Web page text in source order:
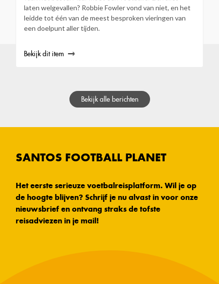
laten welgevallen? Robbie Fowler vond van niet, en het
leidde tot één van de meest besproken vieringen van
een doelpunt aller tijden.
Bekijk dit item
Bekijk alle berichten
SANTOS FOOTBALL PLANET
Het eerste serieuze voetbalreisplatform. Wil je op
de hoogte blijven? Schrijf je nu alvast in voor onze
nieuwsbrief en ontvang straks de tofste
reisadviezen in je mail!